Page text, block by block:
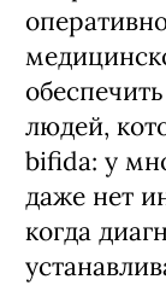
людей,
bifida: у
даже нет
когда